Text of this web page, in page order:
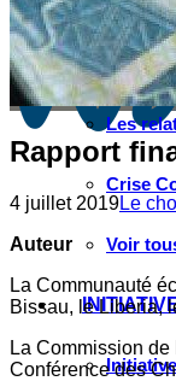
Les
Crise
Voir
Rapport
4 juillet 2019Le
Auteur
La Communauté
Bissau, le Liberia,
La Commission
Conférence des